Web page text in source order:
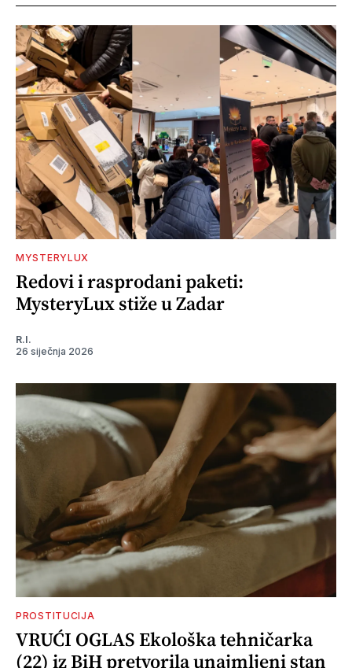
MYSTERYLUX
Redovi i rasprodani paketi:
MysteryLux stiže u Zadar
R.I.
26 siječnja 2026
PROSTITUCIJA
VRUĆI OGLAS Ekološka tehničarka
(22) iz BiH pretvorila unajmljeni stan